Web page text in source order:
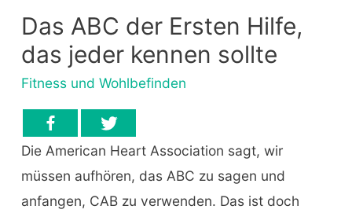
Das ABC der Ersten Hilfe,
das jeder kennen sollte
Fitness und Wohlbefinden
Die American Heart Association sagt, wir
müssen aufhören, das ABC zu sagen und
anfangen, CAB zu verwenden. Das ist doch